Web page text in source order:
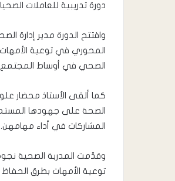
دورة تدريبية للعاملات
وافتتح الدورة مدير إدارة
المحوري في توعية
الصحي في أوساط
كما ألقى الأستاذ محضار
الصحة على جهودها
المشاركات في أداء مهامهن.
وقدّمت المدربة الصحية
توعية الأمهات بطرق